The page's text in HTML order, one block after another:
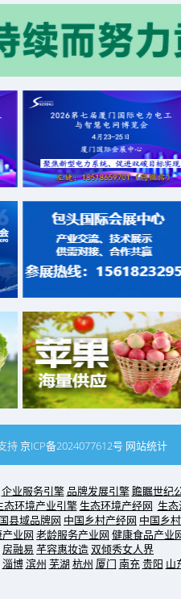
持京ICP备2024077612号 网站统计
企业服务引擎 品牌发展引擎 瞻瞩世纪
态环境产业引擎生态环境产经网 生态
县域品牌网 中国乡村产经网 中国乡
业网 老龄服务产业网 健康食品产业
房融易 芊容惠妆造双倾秀女人界
淄博滨州 芜湖 杭州 厦门 南充贵阳 山